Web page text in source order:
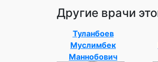
Другие врачи
Туланбоев
Муслимбек
Маннобович